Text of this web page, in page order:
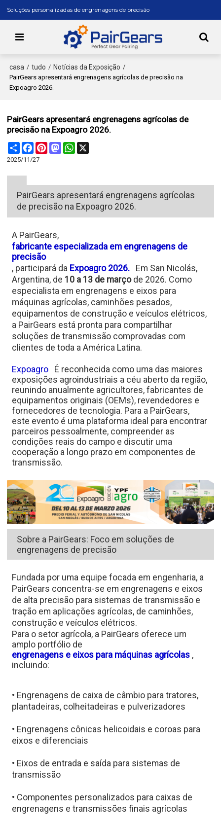
Soluções personalizadas de engrenagens de precisão
casa / tudo / Notícias da Exposição /
PairGears apresentará engrenagens agrícolas de precisão na
Expoagro 2026.
PairGears apresentará engrenagens agrícolas de
precisão na Expoagro 2026.
Share FacebookPinterestMastodonWhatsApp
2025/11/27
PairGears apresentará engrenagens agrícolas
de precisão na Expoagro 2026.
A PairGears,
fabricante especializada em engrenagens de
precisão
, participará da Expoagro 2026.
Em San Nicolás,
Argentina, de 10 a 13 de marçode 2026. Como
especialista em engrenagens e eixos para
máquinas agrícolas, caminhões pesados,
equipamentos de construção e veículos elétricos,
a PairGears está pronta para compartilhar
soluções de transmissão comprovadas com
clientes de toda a América Latina.
Expoagro
É reconhecida como uma das maiores
exposições agroindustriais a céu aberto da região,
reunindo anualmente agricultores, fabricantes de
equipamentos originais (OEMs), revendedores e
fornecedores de tecnologia. Para a PairGears,
este evento é uma plataforma ideal para encontrar
parceiros pessoalmente, compreender as
condições reais do campo e discutir uma
cooperação a longo prazo em componentes de
transmissão.
Sobre a PairGears: Foco em soluções de
engrenagens de precisão
Fundada por uma equipe focada em engenharia, a
PairGears concentra-se em engrenagens e eixos
de alta precisão para sistemas de transmissão e
tração em aplicações agrícolas, de caminhões,
construção e veículos elétricos.
Para o setor agrícola, a PairGears oferece um
amplo portfólio de
engrenagens e eixos para máquinas agrícolas ,
incluindo:
• Engrenagens de caixa de câmbio para tratores,
plantadeiras, colheitadeiras e pulverizadores
• Engrenagens cônicas helicoidais e coroas para
eixos e diferenciais
• Eixos de entrada e saída para sistemas de
transmissão
• Componentes personalizados para caixas de
engrenagens e transmissões finais agrícolas